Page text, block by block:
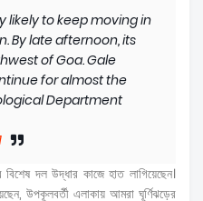
likely to keep moving in
By late afternoon, its
of Goa. Gale
for almost the
Department
দল উদ্ধার কাজে হাত লাগিয়েছেন।
উপকূলবর্তী এলাকায় আমরা ঘূর্ণিঝড়ের